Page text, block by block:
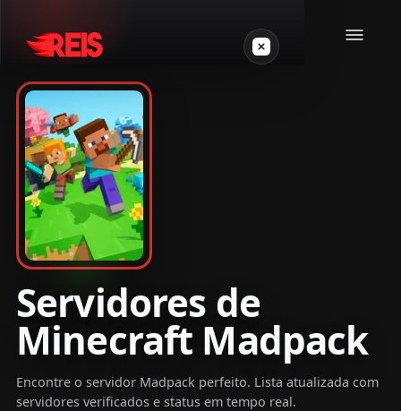
Minecraft
Outros jogos
VPS Gamer
Login
Crie seu servidor
Servidores de
Minecraft Madpack
Encontre o servidor Madpack perfeito. Lista atualizada com
servidores verificados e status em tempo real.